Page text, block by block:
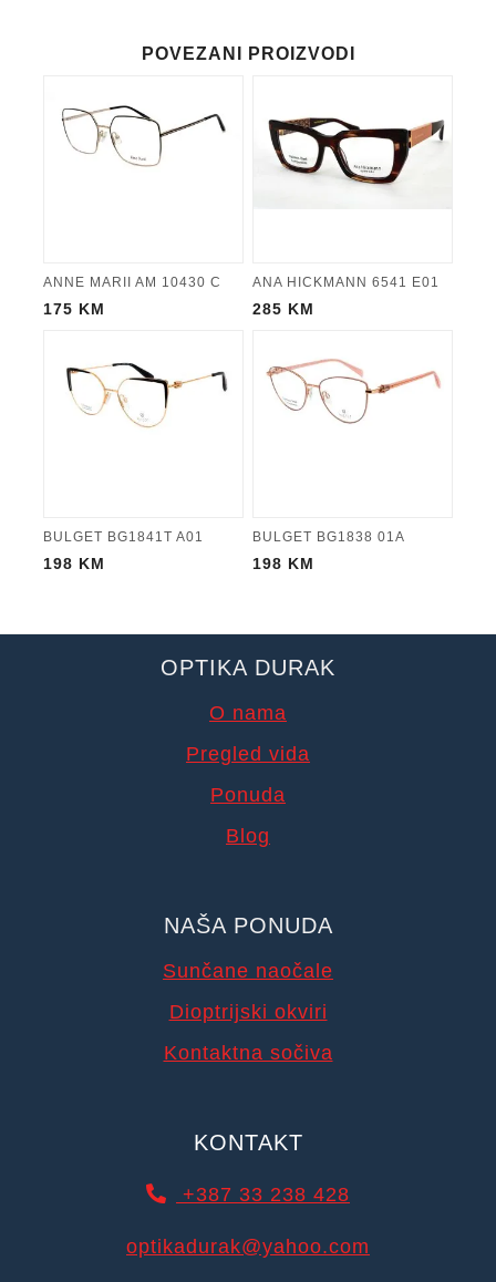
POVEZANI PROIZVODI
ANNE MARII AM 10430 C
175 KM
ANA HICKMANN 6541 E01
285 KM
BULGET BG1841T A01
198 KM
BULGET BG1838 01A
198 KM
OPTIKA DURAK
O nama
Pregled vida
Ponuda
Blog
NAŠA PONUDA
Sunčane naočale
Dioptrijski okviri
Kontaktna sočiva
KONTAKT
+387 33 238 428
optikadurak@yahoo.com